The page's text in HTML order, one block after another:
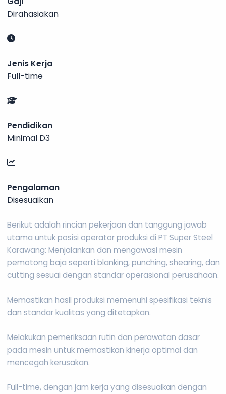
Dirahasiakan
Jenis Kerja
Full-time
Pendidikan
Minimal D3
Pengalaman
Disesuaikan
Berikut adalah rincian pekerjaan dan tanggung jawab
utama untuk posisi operator produksi di PT Super Steel
Karawang: Menjalankan dan mengawasi mesin
pemotong baja seperti blanking, punching, shearing, dan
cutting sesuai dengan standar operasional perusahaan.
Memastikan hasil produksi memenuhi spesifikasi teknis
dan standar kualitas yang ditetapkan.
Melakukan pemeriksaan rutin dan perawatan dasar
pada mesin untuk memastikan kinerja optimal dan
mencegah kerusakan.
Full-time, dengan jam kerja yang disesuaikan dengan